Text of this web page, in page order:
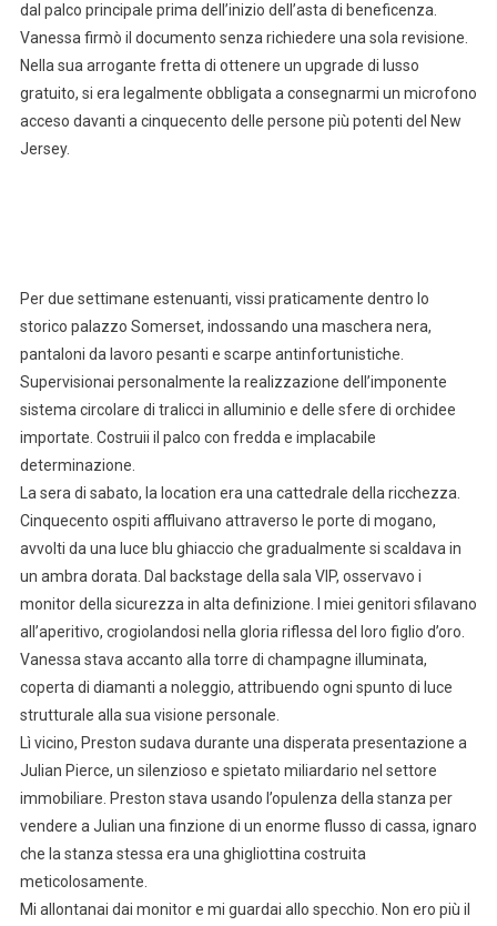
dal palco principale prima dell’inizio dell’asta di beneficenza.
Vanessa firmò il documento senza richiedere una sola revisione.
Nella sua arrogante fretta di ottenere un upgrade di lusso
gratuito, si era legalmente obbligata a consegnarmi un microfono
acceso davanti a cinquecento delle persone più potenti del New
Jersey.
Per due settimane estenuanti, vissi praticamente dentro lo
storico palazzo Somerset, indossando una maschera nera,
pantaloni da lavoro pesanti e scarpe antinfortunistiche.
Supervisionai personalmente la realizzazione dell’imponente
sistema circolare di tralicci in alluminio e delle sfere di orchidee
importate. Costruii il palco con fredda e implacabile
determinazione.
La sera di sabato, la location era una cattedrale della ricchezza.
Cinquecento ospiti affluivano attraverso le porte di mogano,
avvolti da una luce blu ghiaccio che gradualmente si scaldava in
un ambra dorata. Dal backstage della sala VIP, osservavo i
monitor della sicurezza in alta definizione. I miei genitori sfilavano
all’aperitivo, crogiolandosi nella gloria riflessa del loro figlio d’oro.
Vanessa stava accanto alla torre di champagne illuminata,
coperta di diamanti a noleggio, attribuendo ogni spunto di luce
strutturale alla sua visione personale.
Lì vicino, Preston sudava durante una disperata presentazione a
Julian Pierce, un silenzioso e spietato miliardario nel settore
immobiliare. Preston stava usando l’opulenza della stanza per
vendere a Julian una finzione di un enorme flusso di cassa, ignaro
che la stanza stessa era una ghigliottina costruita
meticolosamente.
Mi allontanai dai monitor e mi guardai allo specchio. Non ero più il